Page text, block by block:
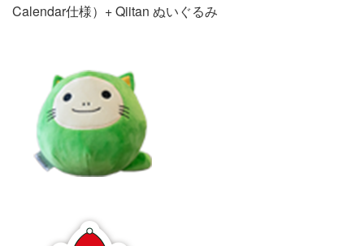
Calendar仕様）+ Qiitan ぬいぐるみ